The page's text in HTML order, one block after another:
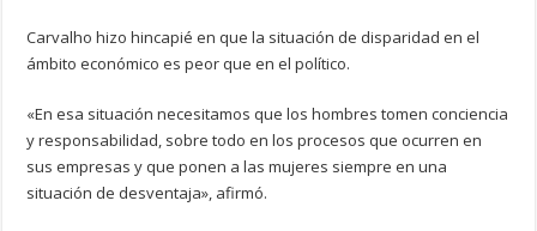
Carvalho hizo hincapié en que la situación de disparidad en el
ámbito económico es peor que en el político.
«En esa situación necesitamos que los hombres tomen conciencia
y responsabilidad, sobre todo en los procesos que ocurren en
sus empresas y que ponen a las mujeres siempre en una
situación de desventaja», afirmó.